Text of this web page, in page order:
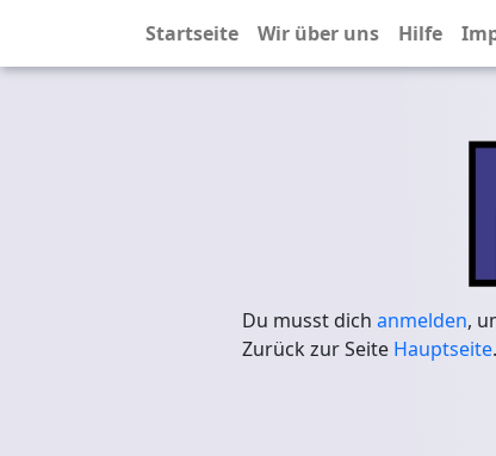
Startseite Wir über uns Hilfe
Du musst dich anmelden,
Zurück zur Seite Hauptseite.